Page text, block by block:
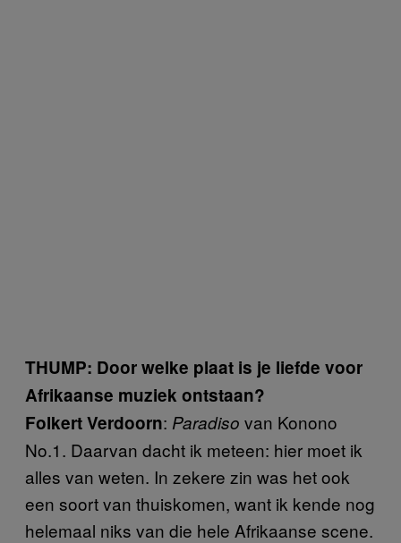
THUMP: Door welke plaat is je liefde voor
Afrikaanse muziek ontstaan?
Folkert Verdoorn: Paradiso van Konono
No.1. Daarvan dacht ik meteen: hier moet ik
alles van weten. In zekere zin was het ook
een soort van thuiskomen, want ik kende nog
helemaal niks van die hele Afrikaanse scene.